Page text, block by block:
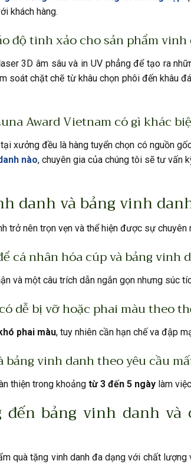
khách hàng.
độ tinh xảo cho sản phẩm vinh
3D âm sâu và in UV phẳng để tạo ra
soát chặt chẽ từ khâu chọn phôi đến khâu
Award Vietnam có gì khác
xưởng đều là hàng tuyển chọn có nguồn
nào, chuyên gia của chúng tôi sẽ tư vấn
danh và bảng vinh
trở nên trọn vẹn và thể hiện được sự
cá nhân hóa cúp và bảng vinh
và một câu trích dẫn ngắn gọn nhưng súc
dễ bị vỡ hoặc phai màu theo
phai màu, tuy nhiên cần hạn chế va đập
vinh danh theo yêu cầu
thiện trong khoảng từ 3 đến 5 ngày làm
đến bảng vinh danh
quà tặng vinh danh đa dạng với chất